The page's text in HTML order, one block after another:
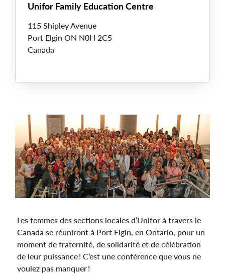
Unifor Family Education Centre
115 Shipley Avenue
Port Elgin ON N0H 2C5
Canada
Main
Image
Les femmes des sections locales d’Unifor à travers le
Canada se réuniront à Port Elgin, en Ontario, pour un
moment de fraternité, de solidarité et de célébration
de leur puissance ! C’est une conférence que vous ne
voulez pas manquer !